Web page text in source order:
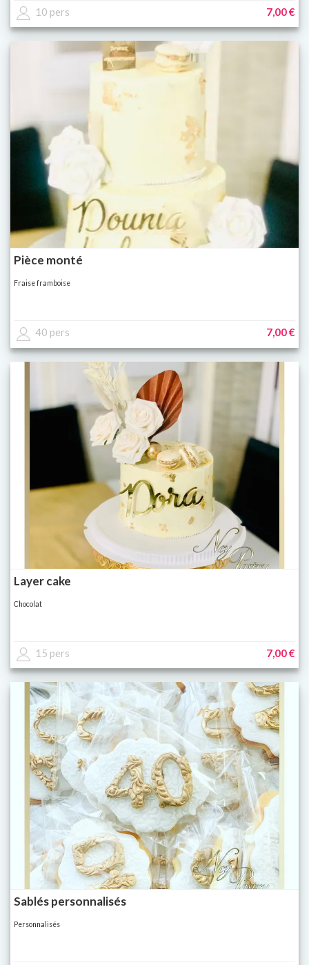
10 pers 7,00 €
Pièce monté
Fraise framboise
40 pers 7,00 €
Layer cake
Chocolat
15 pers 7,00 €
Sablés personnalisés
Personnalisés